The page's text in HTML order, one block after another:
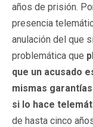
años de prisión.
presencia
anulación del que
problemática que
que un acusado
mismas
si lo hace
de hasta cinco